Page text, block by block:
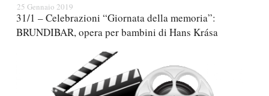
25 Gennaio 2019
31/1 – Celebrazioni “Giornata della memoria”:
BRUNDIBAR, opera per bambini di Hans Krása